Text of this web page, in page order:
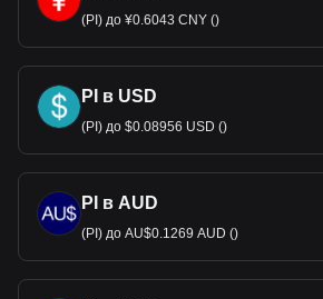
(PI) до ¥0.6043 CNY ()
PI в USD
(PI) до $0.08956 USD ()
PI в AUD
(PI) до AU$0.1269 AUD ()